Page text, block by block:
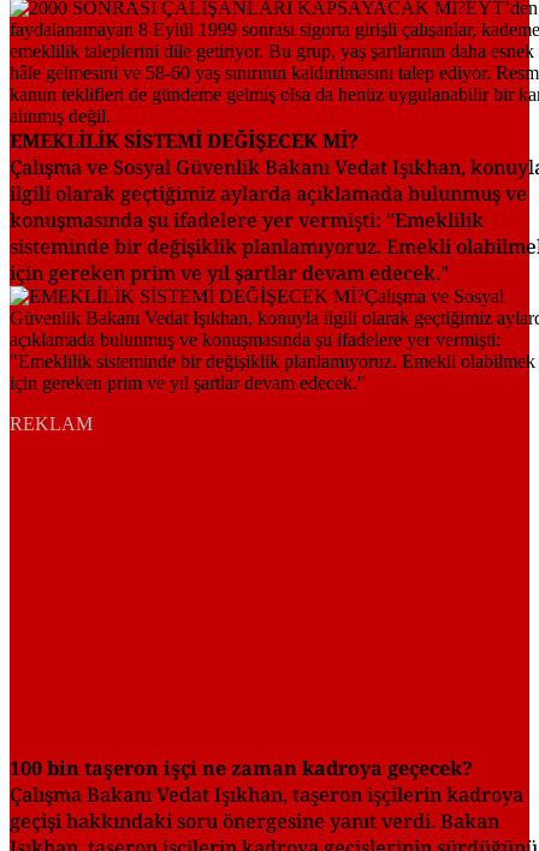
EMEKLİLİK SİSTEMİ DEĞİŞECEK Mİ?
Çalışma ve Sosyal Güvenlik Bakanı Vedat Işıkhan,
ilgili olarak geçtiğimiz aylarda açıklamada bulunmuş ve
konuşmasında şu ifadelere yer vermişti: "Emeklilik
sisteminde bir değişiklik planlamıyoruz. Emekli
için gereken prim ve yıl şartlar devam edecek."
REKLAM
100 bin taşeron işçi ne zaman kadroya geçecek?
Çalışma Bakanı Vedat Işıkhan, taşeron işçilerin kadroya
geçişi hakkındaki soru önergesine yanıt verdi. Bakan